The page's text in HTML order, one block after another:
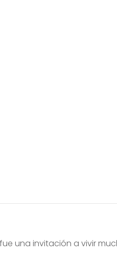
una invitación a vivir